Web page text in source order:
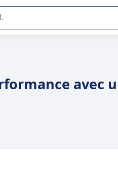
SaaS en entreprise.
avec